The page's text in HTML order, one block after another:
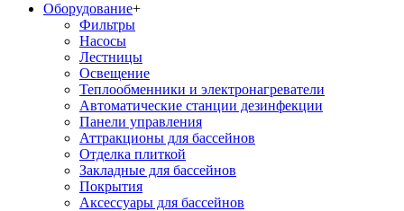
Оборудование+
Фильтры
Насосы
Лестницы
Освещение
Теплообменники и электронагреватели
Автоматические станции дезинфекции
Панели управления
Аттракционы для бассейнов
Отделка плиткой
Закладные для бассейнов
Покрытия
Аксессуары для бассейнов